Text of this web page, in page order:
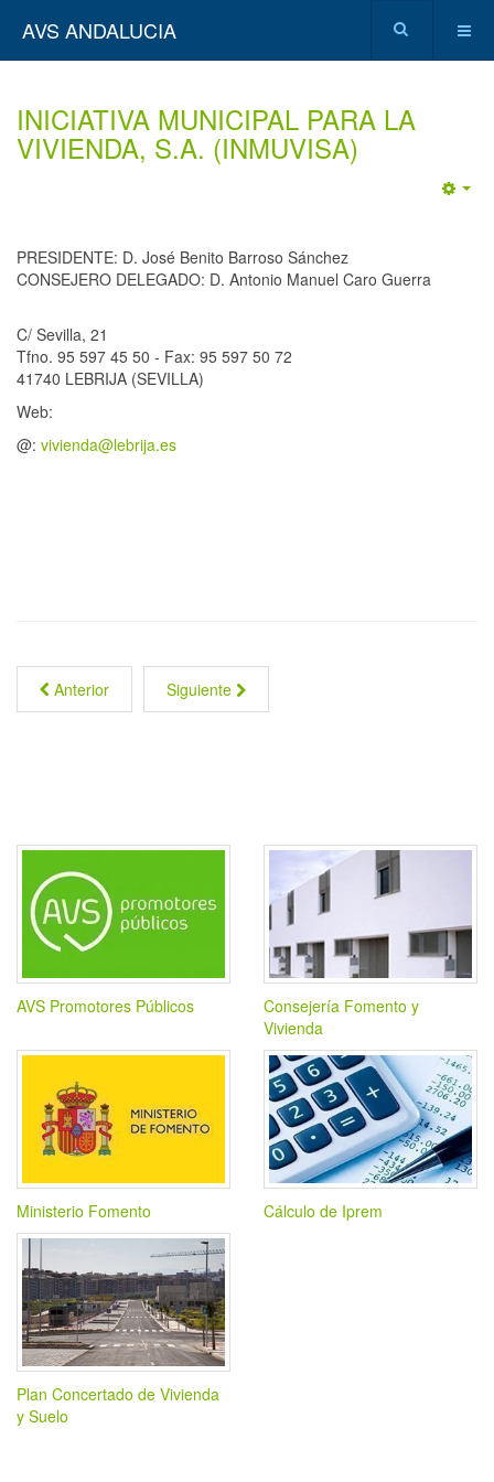
AVS ANDALUCIA
INICIATIVA MUNICIPAL PARA LA
VIVIENDA, S.A. (INMUVISA)
PRESIDENTE: D. José Benito Barroso Sánchez
CONSEJERO DELEGADO: D. Antonio Manuel Caro Guerra
C/ Sevilla, 21
Tfno. 95 597 45 50 - Fax: 95 597 50 72
41740 LEBRIJA (SEVILLA)
Web:
@: vivienda@lebrija.es
Anterior Siguiente
AVS Promotores Públicos
Consejería Fomento y
Vivienda
Ministerio Fomento Cálculo de Iprem
Plan Concertado de Vivienda
y Suelo